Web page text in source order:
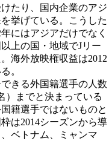
たり、国内企業のアジ
挙げている。こうした
にはアジアだけでなく
上の国・地域でJリー
海外放映権収益は2012
。
きる外国籍選手の人数
）までと決まっている
籍選手ではないものと
は2014シーズンから導
ベトナム、ミャンマ